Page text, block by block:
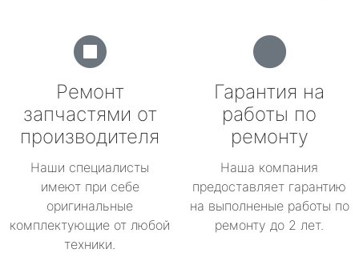
Ремонт
запчастями от
производителя
Наши специалисты
имеют при себе
оригинальные
комплектующие от любой
техники.
Гарантия на
работы по
ремонту
Наша компания
предоставляет гарантию
на выполненые работы по
ремонту до 2 лет.